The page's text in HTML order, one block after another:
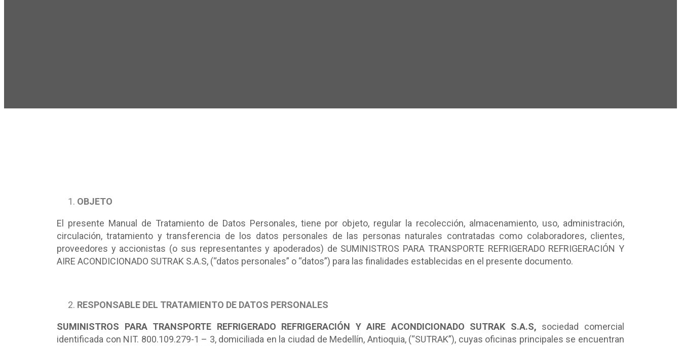
OBJETO
El presente Manual de Tratamiento de Datos Personales, tiene por objeto, regular la recolección, almacenamiento, uso, administración,
circulación, tratamiento y transferencia de los datos personales de las personas naturales contratadas como colaboradores, clientes,
proveedores y accionistas (o sus representantes y apoderados) de SUMINISTROS PARA TRANSPORTE REFRIGERADO REFRIGERACIÓN Y
AIRE ACONDICIONADO SUTRAK S.A.S, (“datos personales” o “datos”) para las finalidades establecidas en el presente documento.
RESPONSABLE DEL TRATAMIENTO DE DATOS PERSONALES
SUMINISTROS PARA TRANSPORTE REFRIGERADO REFRIGERACIÓN Y AIRE ACONDICIONADO SUTRAK S.A.S, sociedad comercial
identificada con NIT. 800.109.279-1 – 3, domiciliada en la ciudad de Medellín, Antioquia, (“SUTRAK”), cuyas oficinas principales se encuentran